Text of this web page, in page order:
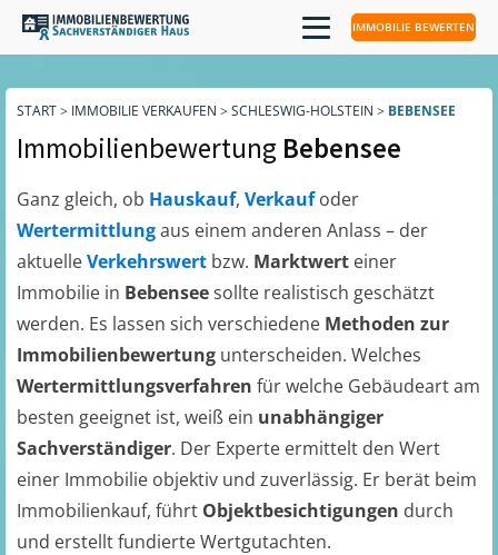
IMMOBILIE BEWERTEN
START> IMMOBILIE VERKAUFEN > SCHLESWIG-HOLSTEIN > BEBENSEE
Immobilienbewertung Bebensee
Ganz gleich, ob Hauskauf, Verkaufoder
Wertermittlungaus einem anderen Anlass – der
aktuelleVerkehrswert bzw. Marktwert einer
Immobilie in Bebenseesollte realistisch geschätzt
werden. Es lassen sich verschiedene Methoden zur
Immobilienbewertung unterscheiden. Welches
Wertermittlungsverfahren für welche Gebäudeart am
besten geeignet ist, weiß ein unabhängiger
Sachverständiger. Der Experte ermittelt den Wert
einer Immobilie objektiv und zuverlässig. Er berät beim
Immobilienkauf, führt Objektbesichtigungen durch
und erstellt fundierte Wertgutachten.